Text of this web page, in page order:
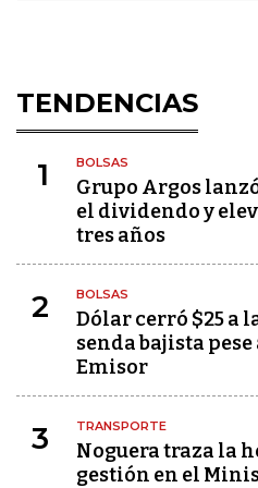
TENDENCIAS
1 BOLSAS
Grupo Argos
el dividendo y
tres años
2 BOLSAS
Dólar cerró $25 a
senda bajista pese
Emisor
3 TRANSPORTE
Noguera traza la
gestión en el